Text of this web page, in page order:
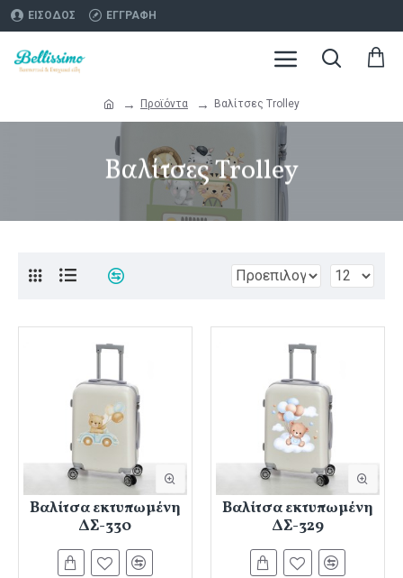
ΕΊΣΟΔΟΣ ΕΓΓΡΑΦΉ
Προϊόντα Βαλίτσες Trolley
Βαλίτσες Trolley
Βαλίτσα εκτυπωμένη
ΔΣ-330
Βαλίτσα εκτυπωμένη
ΔΣ-329